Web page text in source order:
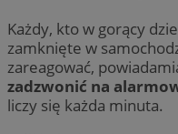
Każdy, kto w gorący
zamknięte w
zareagować,
zadzwonić na
liczy się każda minuta.